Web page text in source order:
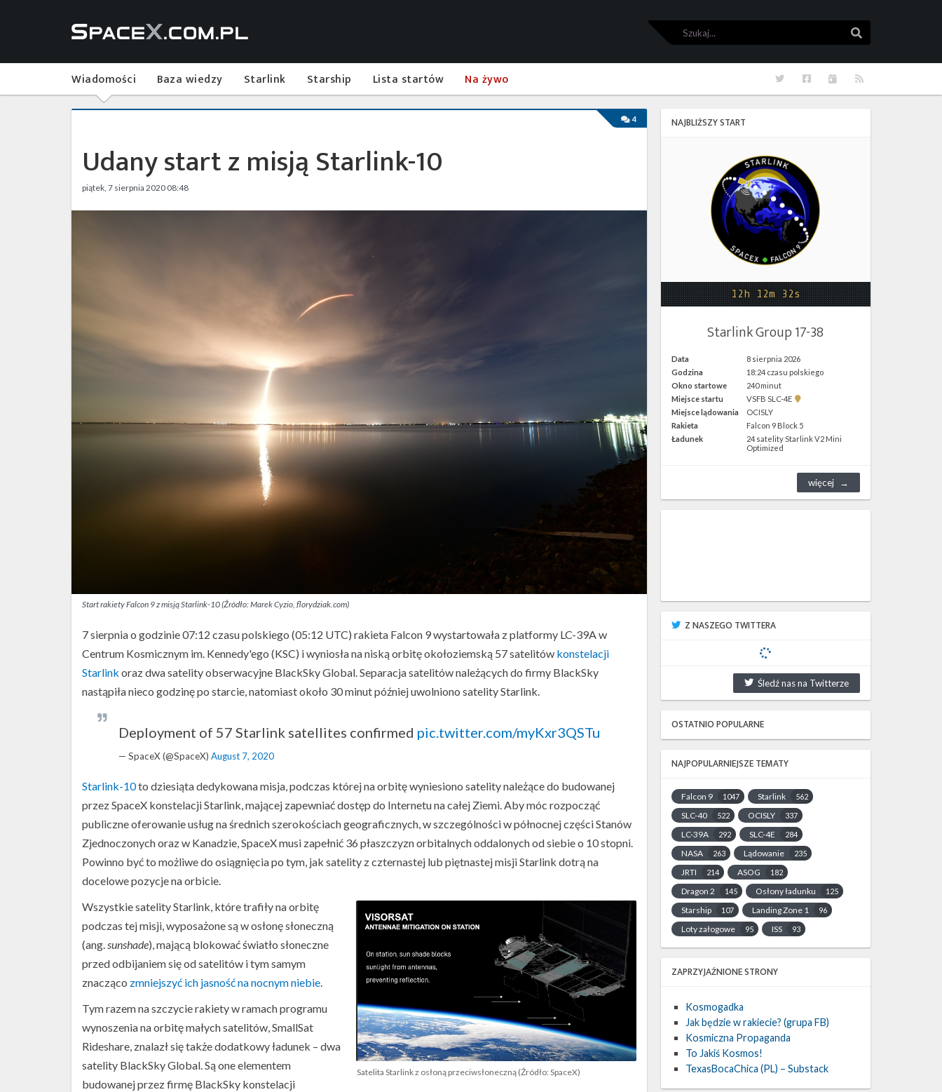
Szukaj
Wiadomości Baza wiedzy Starlink Starship Lista startów Na żywo RSS
Kalendarze
Facebook
Twitter
4
Udany start z misją Starlink-10
piątek, 7 sierpnia 2020 08:48
Start rakiety Falcon 9 z misją Starlink-10 (Źródło: Marek Cyzio, florydziak.com)
Start
rakiety
Falcon
9
z
misją
Starlink-
10
(Źródło:
Cyzio,
florydziak.com)
7 sierpnia o godzinie 07:12 czasu polskiego (05:12 UTC) rakieta Falcon 9 wystartowała z platformy LC-39A w
Centrum Kosmicznym im. Kennedy'ego (KSC) i wyniosła na niską orbitę okołoziemską 57 satelitów konstelacji
Starlink oraz dwa satelity obserwacyjne BlackSky Global. Separacja satelitów należących do firmy BlackSky
nastąpiła nieco godzinę po starcie, natomiast około 30 minut później uwolniono satelity Starlink.
Deployment of 57 Starlink satellites confirmed pic.twitter.com/myKxr3QSTu
— SpaceX (@SpaceX) August 7, 2020
Starlink-10to dziesiąta dedykowana misja, podczas której na orbitę wyniesiono satelity należące do budowanej
przez SpaceX konstelacji Starlink, mającej zapewniać dostęp do Internetu na całej Ziemi. Aby móc rozpocząć
publiczne oferowanie usług na średnich szerokościach geograficznych, w szczególności w północnej części Stanów
Zjednoczonych oraz w Kanadzie, SpaceX musi zapełnić 36 płaszczyzn orbitalnych oddalonych od siebie o 10 stopni.
Powinno być to możliwe do osiągnięcia po tym, jak satelity z czternastej lub piętnastej misji Starlink dotrą na
docelowe pozycje na orbicie.
Satelita Starlink z osłoną przeciwsłoneczną (Źródło: SpaceX)
Wszystkie satelity Starlink, które trafiły na orbitę
podczas tej misji, wyposażone są w osłonę słoneczną
(ang.sunshade), mającą blokować światło słoneczne
przed odbijaniem się od satelitów i tym samym
znacząco zmniejszyć ich jasność na nocnym niebie.
Tym razem na szczycie rakiety w ramach programu
wynoszenia na orbitę małych satelitów, SmallSat
Rideshare, znalazł się także dodatkowy ładunek – dwa
satelity BlackSky Global. Są one elementem
budowanej przez firmę BlackSky konstelacji
NAJBLIŻSZY START
12h 12m 31s
Starlink Group 17-38
Data
8 sierpnia 2026
Godzina
18:24 czasu polskiego
Okno startowe
240 minut
Miejsce startu
VSFB SLC-4E
Pokaż
SLC-
4E w
Google
Miejsce lądowania
OCISLY
Rakieta
Falcon 9 Block 5
Ładunek
24 satelity Starlink V2 Mini
Optimized
więcej
Z NASZEGO TWITTERA
Śledź nas na Twitterze
OSTATNIO POPULARNE
NAJPOPULARNIEJSZE TEMATY
Falcon 9 1047 Starlink 562
SLC-40 522 OCISLY 337
LC-39A 292 SLC-4E 284
NASA 263 Lądowanie 235
JRTI 214 ASOG 182
Dragon 2 145 Osłony ładunku 125
Starship 107 Landing Zone 1 96
Loty załogowe 95 ISS 93
ZAPRZYJAŹNIONE STRONY
Kosmogadka
Jak będzie w rakiecie? (grupa FB)
Kosmiczna Propaganda
To Jakiś Kosmos!
TexasBocaChica (PL) – Substack